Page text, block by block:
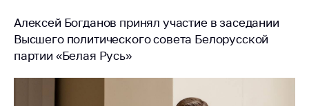
Алексей Богданов принял участие в заседании
Высшего политического совета Белорусской
партии «Белая Русь»